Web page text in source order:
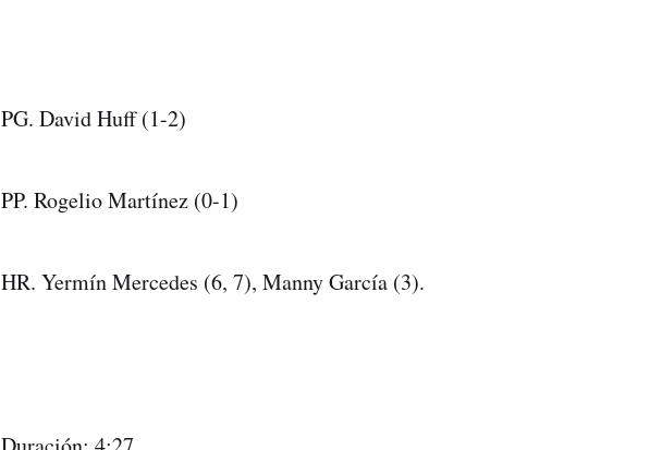
PG. David Huff (1-2)
PP. Rogelio Martínez (0-1)
HR. Yermín Mercedes (6, 7), Manny García (3).